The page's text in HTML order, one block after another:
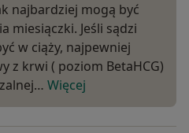
najbardziej mogą być
miesiączki. Jeśli sądzi
w ciąży, najpewniej
z krwi ( poziom BetaHCG)
Więcej